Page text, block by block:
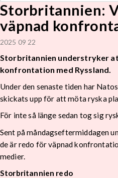
Storbritannien:
väpnad
2025 09 22
Storbritannien understryker
konfrontation med Ryssland.
Under den senaste tiden har
skickats upp för att möta ryska
För inte så länge sedan tog sig
Sent på måndagseftermiddagen
de är redo för väpnad
medier.
Storbritannien redo